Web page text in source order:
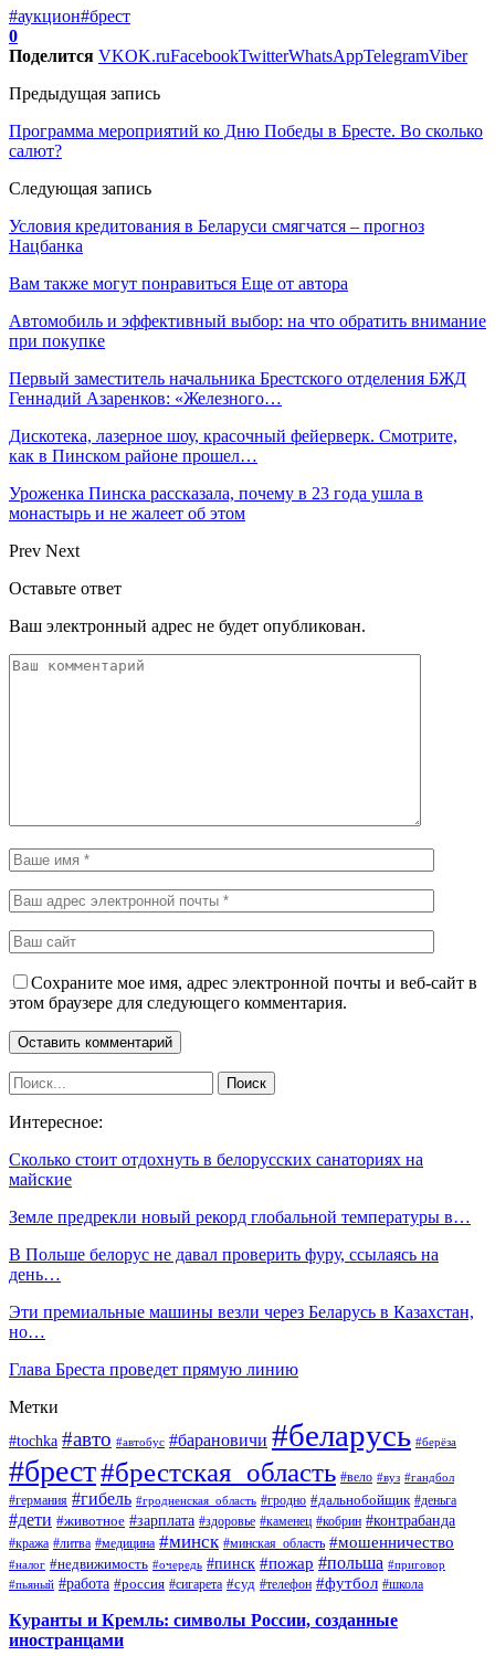
#аукцион#брест
0
Поделится VKOK.ruFacebookTwitterWhatsAppTelegramViber
Предыдущая запись
Программа мероприятий ко Дню Победы в Бресте. Во сколько
салют?
Следующая запись
Условия кредитования в Беларуси смягчатся – прогноз
Нацбанка
Вам также могут понравиться Еще от автора
Автомобиль и эффективный выбор: на что обратить внимание
при покупке
Первый заместитель начальника Брестского отделения БЖД
Геннадий Азаренков: «Железного…
Дискотека, лазерное шоу, красочный фейерверк. Смотрите,
как в Пинском районе прошел…
Уроженка Пинска рассказала, почему в 23 года ушла в
монастырь и не жалеет об этом
Prev Next
Оставьте ответ
Ваш электронный адрес не будет опубликован.
Сохраните мое имя, адрес электронной почты и веб-сайт в
этом браузере для следующего комментария.
Интересное:
Сколько стоит отдохнуть в белорусских санаториях на
майские
Земле предрекли новый рекорд глобальной температуры в…
В Польше белорус не давал проверить фуру, ссылаясь на
день…
Эти премиальные машины везли через Беларусь в Казахстан,
но…
Глава Бреста проведет прямую линию
Метки
#tochka #авто #автобус #барановичи #беларусь #берёза
#брест#брестская_область #вело #вуз #гандбол
#германия #гибель #гродненская_область #гродно #дальнобойщик #деньга
#дети #животное #зарплата #здоровье #каменец #кобрин #контрабанда
#кража #литва #медицина #минск #минская_область #мошенничество
#налог #недвижимость #очередь #пинск #пожар #польша #приговор
#пьяный #работа #россия #сигарета #суд #телефон #футбол #школа
Куранты и Кремль: символы России, созданные
иностранцами